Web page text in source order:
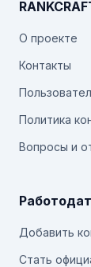
О проекте
Контакты
Политика
Вопросы и
Добавить
Стать